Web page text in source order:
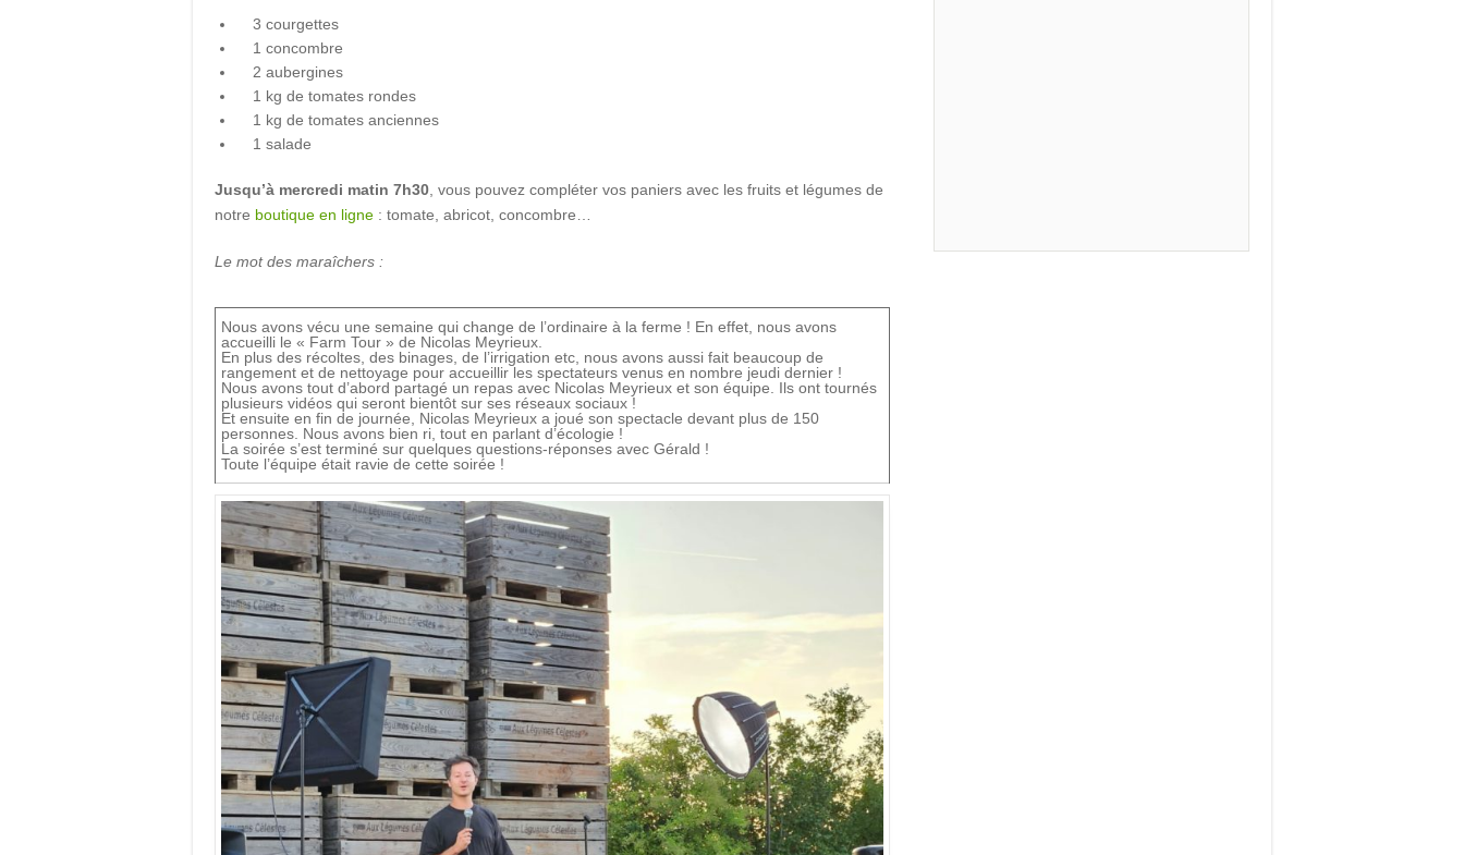
3 courgettes
1 concombre
2 aubergines
1 kg de tomates rondes
1 kg de tomates anciennes
1 salade
Jusqu’à mercredi matin 7h30, vous pouvez compléter vos paniers avec les fruits et légumes de
notre boutique en ligne : tomate, abricot, concombre…
Le mot des maraîchers :
Nous avons vécu une semaine qui change de l’ordinaire à la ferme ! En effet, nous avons
accueilli le « Farm Tour » de Nicolas Meyrieux.
En plus des récoltes, des binages, de l’irrigation etc, nous avons aussi fait beaucoup de
rangement et de nettoyage pour accueillir les spectateurs venus en nombre jeudi dernier !
Nous avons tout d’abord partagé un repas avec Nicolas Meyrieux et son équipe. Ils ont tournés
plusieurs vidéos qui seront bientôt sur ses réseaux sociaux !
Et ensuite en fin de journée, Nicolas Meyrieux a joué son spectacle devant plus de 150
personnes. Nous avons bien ri, tout en parlant d’écologie !
La soirée s’est terminé sur quelques questions-réponses avec Gérald !
Toute l’équipe était ravie de cette soirée !